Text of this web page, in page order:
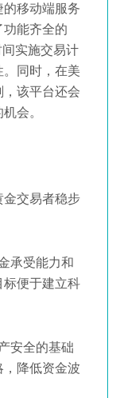
移动端服务
能齐全的
实施交易计
同时，在美
该平台还会
会。
交易者稳步
承受能力和
便于建立科
安全的基础
降低资金波